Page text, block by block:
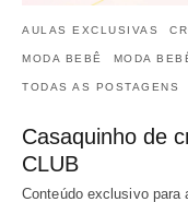
AULAS EXCLUSIVAS
MODA BEBÊ MODA
TODAS AS POSTAGENS
Casaquinho de
CLUB
Conteúdo exclusivo para